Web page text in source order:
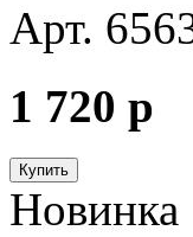
Арт.
1 720 p
Купить
Новинка